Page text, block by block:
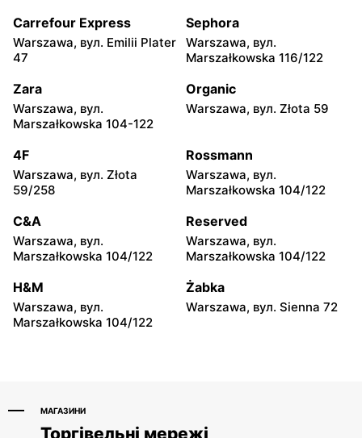
55
A
Grene
Międzyrzecka 96
Grene
Grene Grene
Olszanka 28
Grene
Olszanka 24
Grene
Męczenników 13
Grene Grene
Kościuszki 67
Grene Grene
Carrefour Express
Warszawa, вул. Emilii Plater
47
Sephora
Warszawa, вул.
Marszałkowska 116/122
Zara
Warszawa, вул.
Marszałkowska 104-122
Organic
Warszawa, вул. Złota 59
4F
Warszawa, вул. Złota
59/258
Rossmann
Warszawa, вул.
Marszałkowska 104/122
C&A
Warszawa, вул.
Marszałkowska 104/122
Reserved
Warszawa, вул.
Marszałkowska 104/122
H&M
Warszawa, вул.
Marszałkowska 104/122
Żabka
Warszawa, вул. Sienna 72
МАГАЗИНИ
Торгівельні мережі